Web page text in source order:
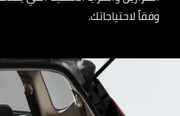
وفقاً لاحتياجاتك.